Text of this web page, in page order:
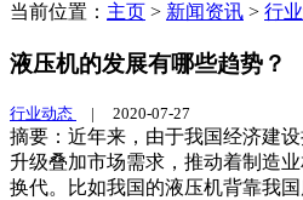
当前位置： 主页 > 新闻资讯 > 行
液压机的发展有哪些趋势？
行业动态 | 2020-07-27
摘要：近年来，由于我国经济建
升级叠加市场需求，推动着制造
换代。比如我国的液压机背靠我